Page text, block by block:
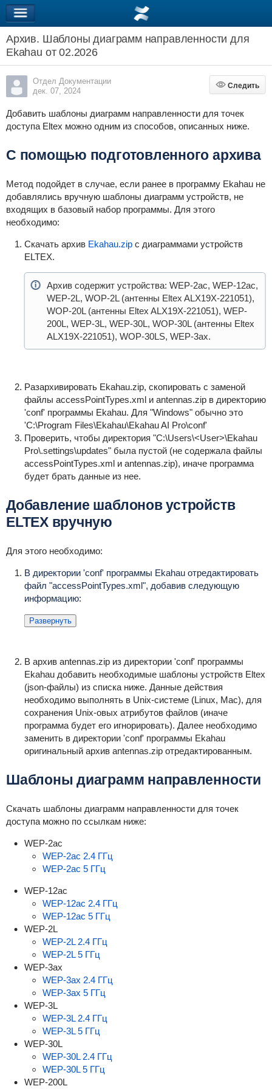
Архив. Шаблоны диаграмм направленности для
Ekahau от 02.2026
Отдел Документации
дек. 07, 2024
Следить
Следить
Добавить шаблоны диаграмм направленности для точек
доступа Eltex можно одним из способов, описанных ниже.
С помощью подготовленного архива
Метод подойдет в случае, если ранее в программу Ekahau не
добавлялись вручную шаблоны диаграмм устройств, не
входящих в базовый набор программы. Для этого
необходимо:
Скачать архив Ekahau.zipс диаграммами устройств
ELTEX.
Архив содержит устройства: WEP-2ac, WEP-12ac,
WEP-2L, WOP-2L (антенны Eltex ALX19X-221051),
WOP-20L (антенны Eltex ALX19X-221051), WEP-
200L, WEP-3L, WEP-30L, WOP-30L (антенны Eltex
ALX19X-221051), WOP-30LS, WEP-3ax.
Разархивировать Ekahau.zip, скопировать с заменой
файлы accessPointTypes.xml и antennas.zip в директорию
'conf' программы Ekahau. Для "Windows" обычно это
'C:\Program Files\Ekahau\Ekahau AI Pro\conf'
Проверить, чтобы директория "C:\Users\<User>\Ekahau
Pro\.settings\updates" была пустой (не содержала файлы
accessPointTypes.xml и antennas.zip), иначе программа
будет брать данные из нее.
Добавление шаблонов устройств
ELTEX вручную
Для этого необходимо:
В директории 'conf' программы Ekahau отредактировать
файл "accessPointTypes.xml", добавив следующую
информацию:
Развернуть
В архив antennas.zip из директории 'conf' программы
Ekahau добавить необходимые шаблоны устройств Eltex
(json-файлы) из списка ниже. Данные действия
необходимо выполнять в Unix-системе (Linux, Mac), для
сохранения Unix-овых атрибутов файлов (иначе
программа будет его игнорировать). Далее необходимо
заменить в директории 'conf' программы Ekahau
оригинальный архив antennas.zip отредактированным.
Шаблоны диаграмм направленности
Скачать шаблоны диаграмм направленности для точек
доступа можно по ссылкам ниже:
WEP-2ac
WEP-2ac 2.4 ГГц
WEP-2ac 5 ГГц
WEP-12ac
WEP-12ac 2.4 ГГц
WEP-12ac 5 ГГц
WEP-2L
WEP-2L 2.4 ГГц
WEP-2L 5 ГГц
WEP-3ax
WEP-3ax 2.4 ГГц
WEP-3ax 5 ГГц
WEP-3L
WEP-3L 2.4 ГГц
WEP-3L 5 ГГц
WEP-30L
WEP-30L 2.4 ГГц
WEP-30L 5 ГГц
WEP-200L